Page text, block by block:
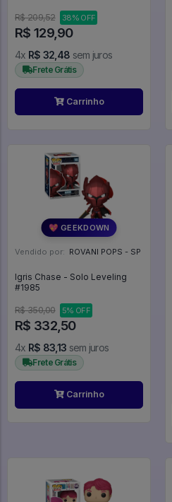
R$ 209,52 38% OFF
R$ 129,90
4x R$ 32,48 sem juros
Frete Grátis
Carrinho
💖 GEEKDOWN
Vendido por: ROVANI POPS - SP
Igris Chase - Solo Leveling
#1985
R$ 350,00 5% OFF
R$ 332,50
4x R$ 83,13 sem juros
Frete Grátis
Carrinho